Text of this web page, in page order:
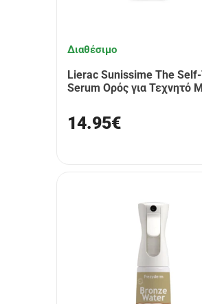
Διαθέσιμο
Lierac Sunissime The
Serum Ορός για Τεχνητό
14.95€